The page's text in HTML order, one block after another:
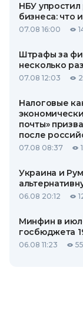
НБУ
бизнеса: что
07.08 16:00
Штрафы за
несколько раз
07.08 12:03
Налоговые
почты»
после
07.08 08:37
Украина и
06.08 20:12
Минфин в
госбюджета
06.08 11:23